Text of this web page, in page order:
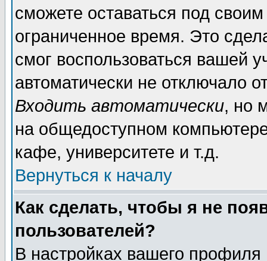
сможете оставаться под
ограниченное время. Это
смог воспользоваться вашей
автоматически не отключало
Входить автоматически, но
на общедоступном
кафе, университете и т.д.
Вернуться к началу
Как сделать, чтобы я не
пользователей?
В настройках вашего